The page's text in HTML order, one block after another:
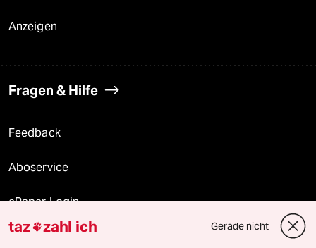
Anzeigen
Fragen & Hilfe
Feedback
Aboservice
ePaper Login
Downloads für Abonnierende
taz zahl ich Gerade nicht